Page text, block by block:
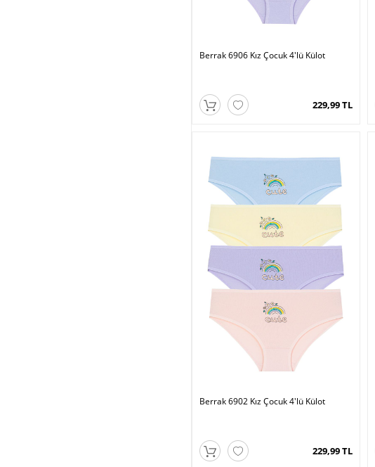
Berrak 6906 Kız Çocuk 4'lü Külot
229,99 TL
Berrak 6902 Kız Çocuk 4'lü Külot
229,99 TL